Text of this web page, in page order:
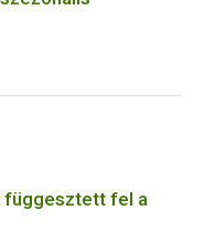
függesztett fel a